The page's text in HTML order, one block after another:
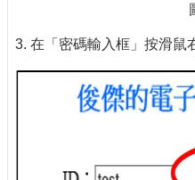
3. 在「密碼輸入框」按滑鼠